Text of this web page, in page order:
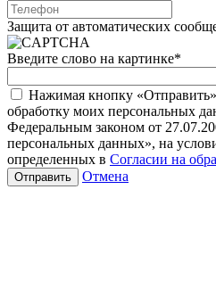
Защита от автоматических
Введите слово на картинке*
Нажимая кнопку
обработку моих персональных
Федеральным законом от
персональных данных», на
определенных в Согласии на
Отмена